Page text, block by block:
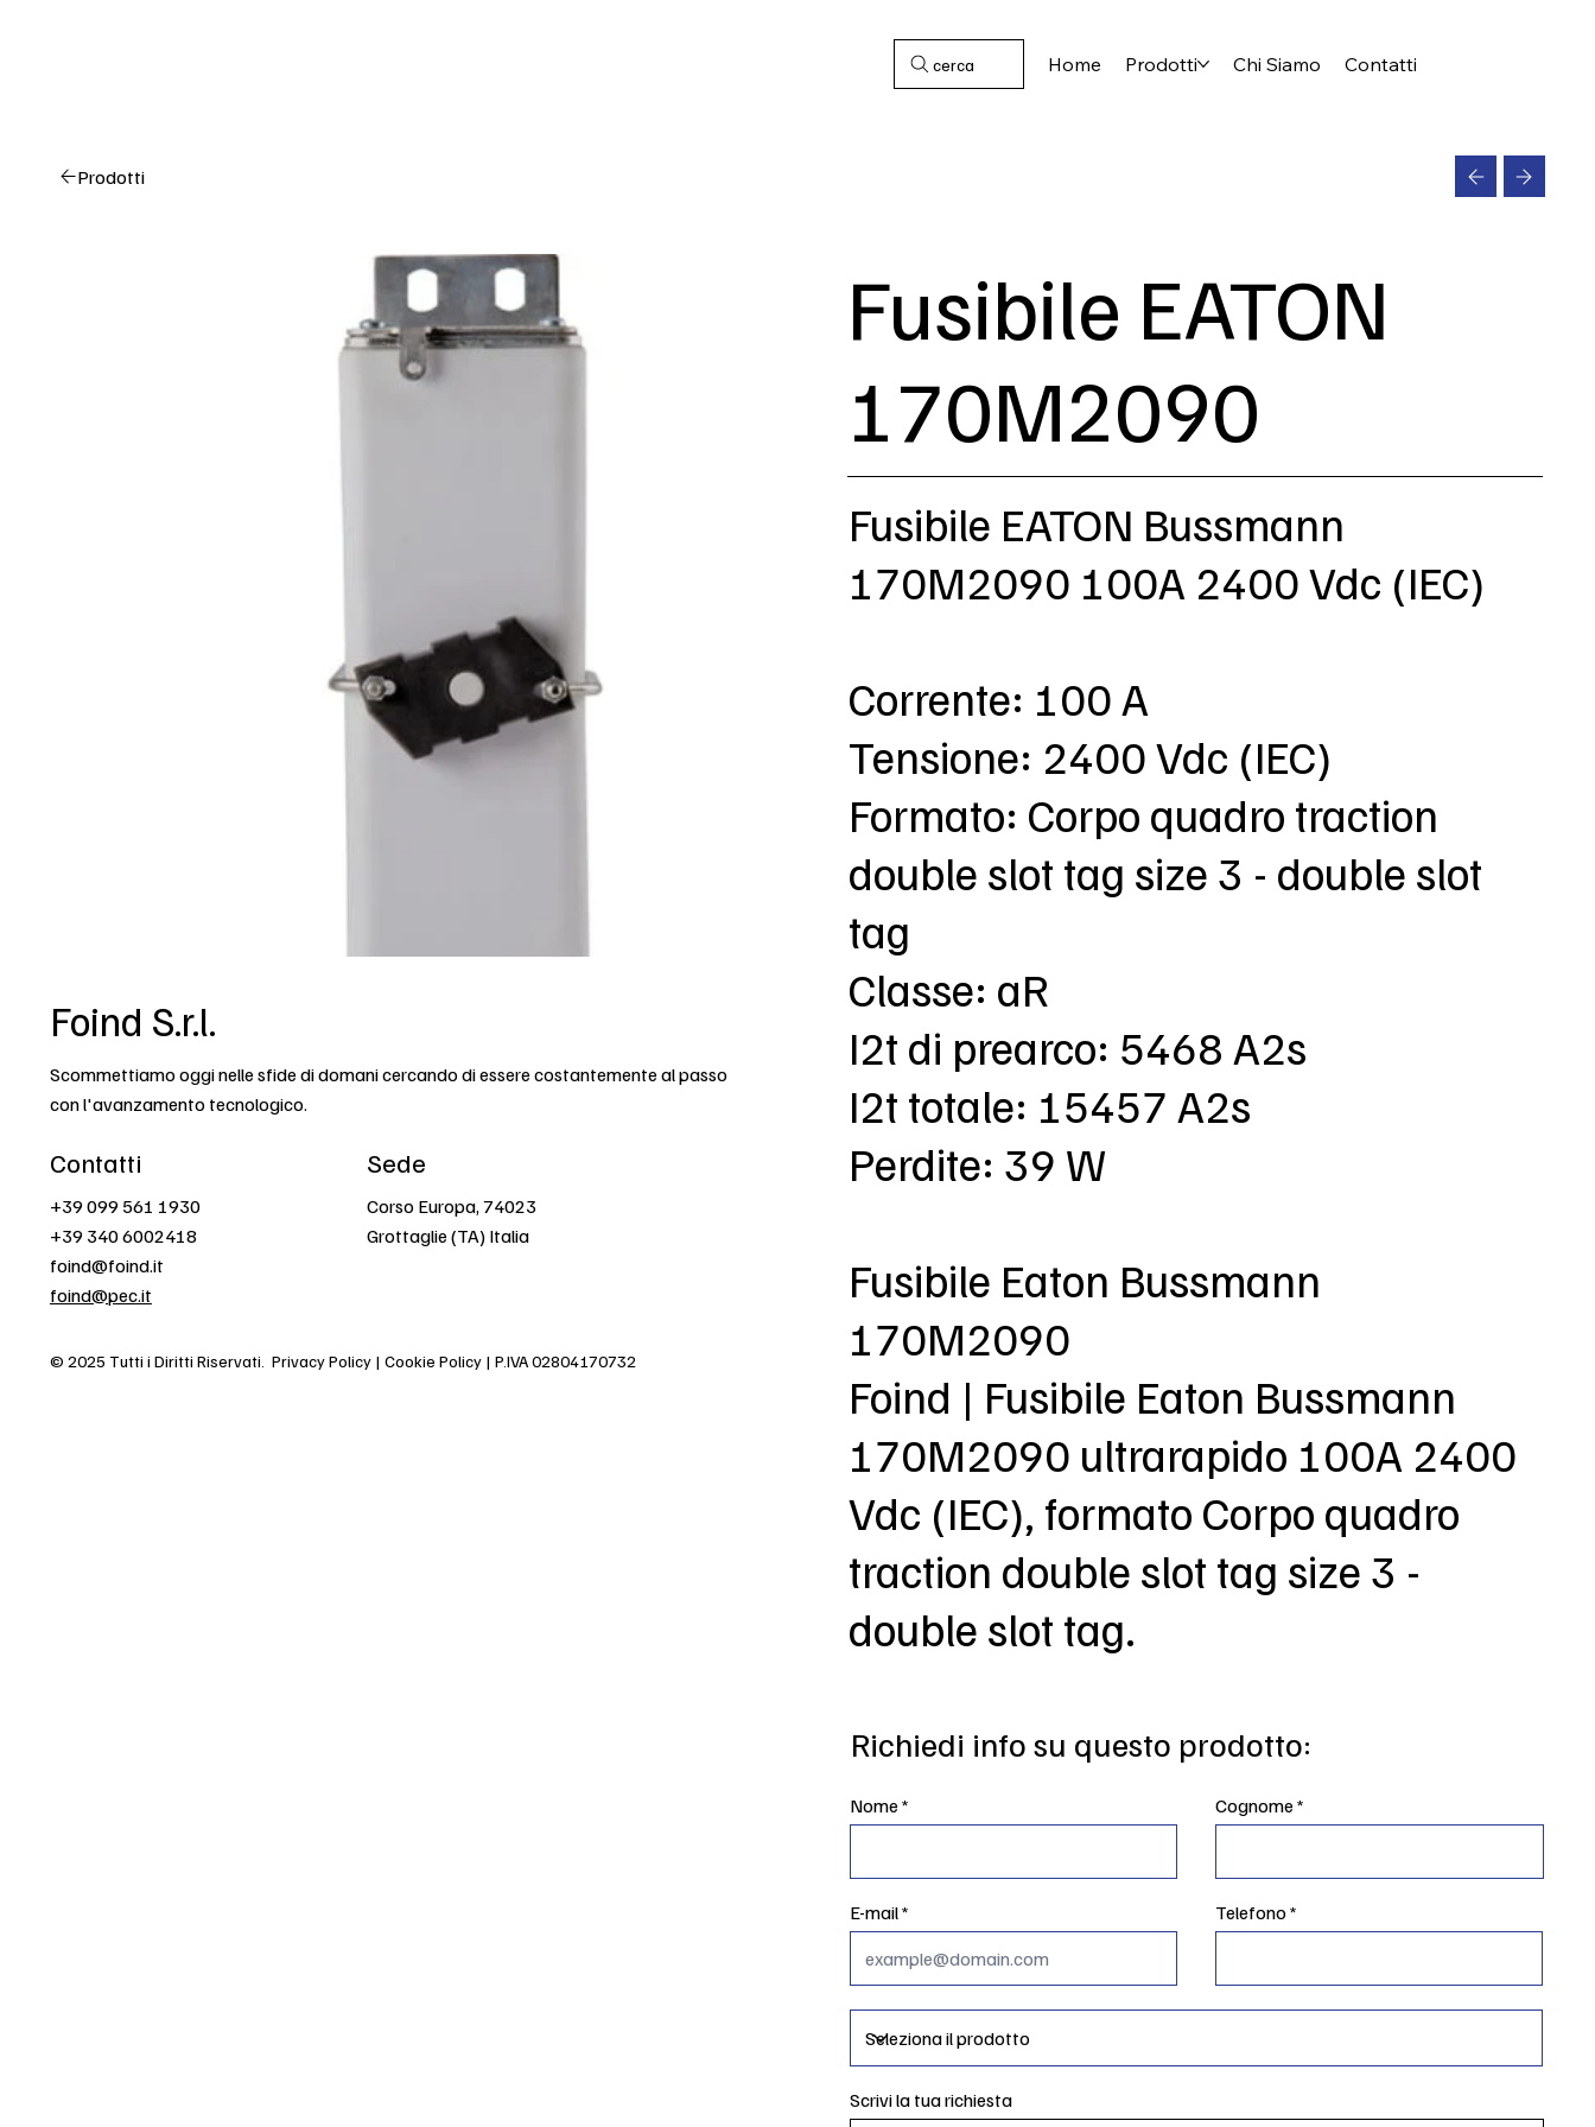
cerca Home Prodotti Chi Siamo Contatti
Prodotti
Foind S.r.l.
Scommettiamo oggi nelle sfide di domani cercando di essere costantemente al passo
con l'avanzamento tecnologico.
Contatti
+39 099 561 1930
+39 340 6002418
foind@foind.it
foind@pec.it
Sede
Corso Europa, 74023
Grottaglie (TA) Italia
© 2025 Tutti i Diritti Riservati. Privacy Policy | Cookie Policy | P.IVA 02804170732
Fusibile EATON
170M2090
Fusibile EATON Bussmann
170M2090 100A 2400 Vdc (IEC)
Corrente: 100 A
Tensione: 2400 Vdc (IEC)
Formato: Corpo quadro traction
double slot tag size 3 - double slot
tag
Classe: aR
I2t di prearco: 5468 A2s
I2t totale: 15457 A2s
Perdite: 39 W
Fusibile Eaton Bussmann
170M2090
Foind | Fusibile Eaton Bussmann
170M2090 ultrarapido 100A 2400
Vdc (IEC), formato Corpo quadro
traction double slot tag size 3 -
double slot tag.
Richiedi info su questo prodotto:
Nome Cognome
E-mail Telefono
Scrivi la tua richiesta